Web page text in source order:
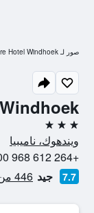
3 نجوم
ويندهوك، ناميبيا
+264 612 968 000
7.7 جيد 446 من التقييمات تم التحقق منها
صور لـ Mercure Hotel Windhoek